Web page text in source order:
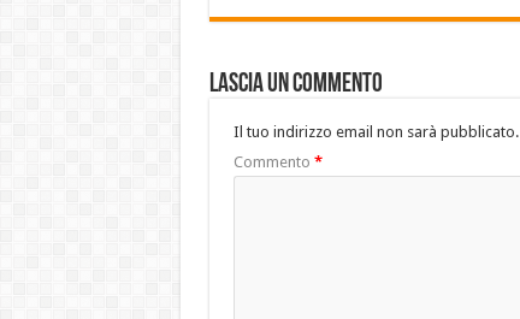
Lascia un commento
Il tuo indirizzo email non sarà pubblicato.
Commento *